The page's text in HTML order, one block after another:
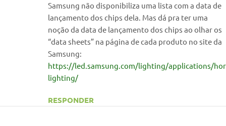
Samsung não disponibiliza uma lista com a data de
lançamento dos chips dela. Mas dá pra ter uma
noção da data de lançamento dos chips ao olhar os
“data sheets” na página de cada produto no site da
Samsung:
https://led.samsung.com/lighting/applications/
lighting/
RESPONDER